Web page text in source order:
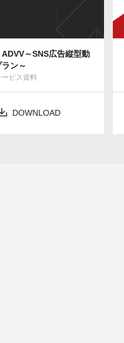
～SNS広告縦型動
ン～
ービス資料
DOWNLOAD